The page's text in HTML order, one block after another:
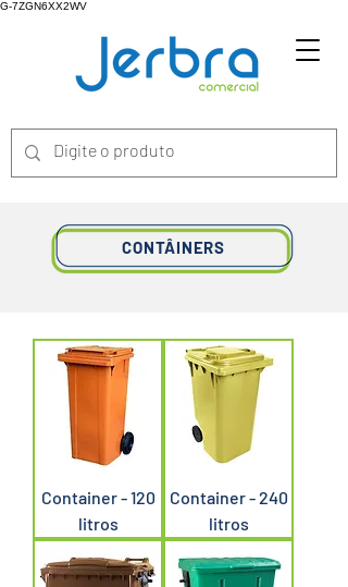
G-7ZGN6XX2WV
CONTÂINERS
Container - 120
litros
Container - 240
litros